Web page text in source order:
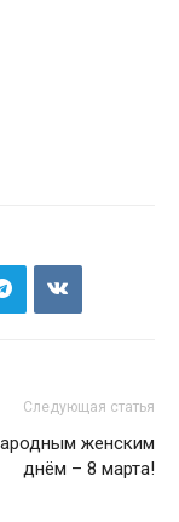
Следующая статья
женским
днём – 8 марта!